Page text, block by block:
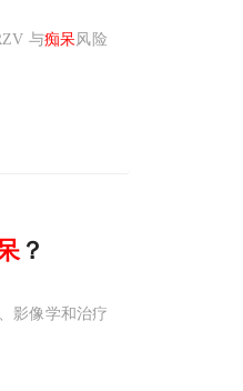
与痴呆 风险
？
影像学和治疗